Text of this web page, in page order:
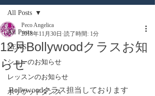
All Posts
NEWS
ショーのお知らせ
レッスンのお知らせ
ボリウッドダンス
All Posts
12月Bollywoodクラスお知
らせ
Peco Angelica
2018年11月30日 読了時間: 1分
Bollywoodクラス担当しております